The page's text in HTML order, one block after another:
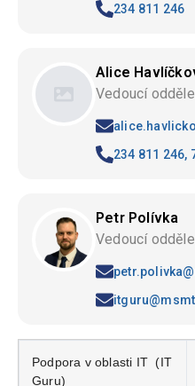
234 811 246
Alice
Vedoucí
234 811 246,
Petr Polívka
Vedoucí
Podpora v oblasti IT (IT
Guru)